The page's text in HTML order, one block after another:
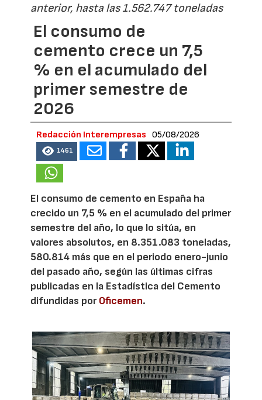
anterior, hasta las 1.562.747 toneladas
El consumo de
cemento crece un 7,5
% en el acumulado del
primer semestre de
2026
Redacción Interempresas 05/08/2026
1461
El consumo de cemento en España ha
crecido un 7,5 % en el acumulado del primer
semestre del año, lo que lo sitúa, en
valores absolutos, en 8.351.083 toneladas,
580.814 más que en el periodo enero-junio
del pasado año, según las últimas cifras
publicadas en la Estadística del Cemento
difundidas porOficemen.